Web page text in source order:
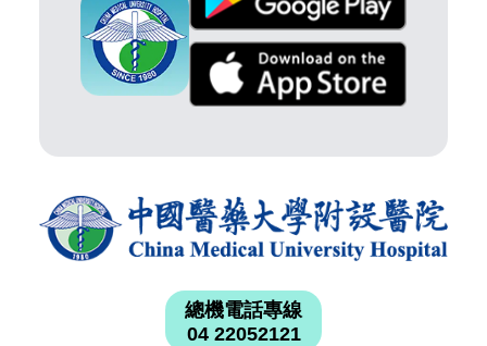
總機電話專線
04 22052121